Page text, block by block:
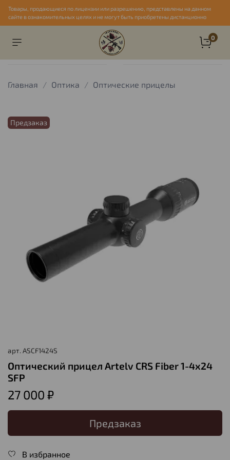
Товары, продающиеся по лицензии или разрешению, представлены на данном
сайте в ознакомительных целях и не могут быть приобретены дистанционно
0
Главная Оптика Оптические прицелы
Предзаказ
арт. ASCF1424S
Оптический прицел Artelv CRS Fiber 1-4x24
SFP
27 000 ₽
Предзаказ
В избранное